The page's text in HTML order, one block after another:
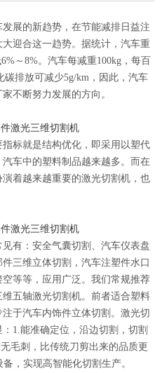
展的新趋势，在节能减排日益注
迎合这一趋势。据统计，汽车重
～8%。汽车每减重100kg，每百
排放可减少5g/km，因此，汽车
不断努力发展的方向。
标就是结构优化，即采用以塑代
车中的塑料制品越来越多。而在
着越来越重要的激光切割机 ，也
有：安全气囊切割、汽车仪表盘
三维立体切割，汽车注塑件水口
等等，应用广泛。我们常规推荐
五轴激光切割机。前者适合塑料
于汽车内饰件立体切割。激光切
1.能准确定位，沿边切割，切割
毛刺，比传统刀剪出来的品质更
，实现高智能化切割生产。